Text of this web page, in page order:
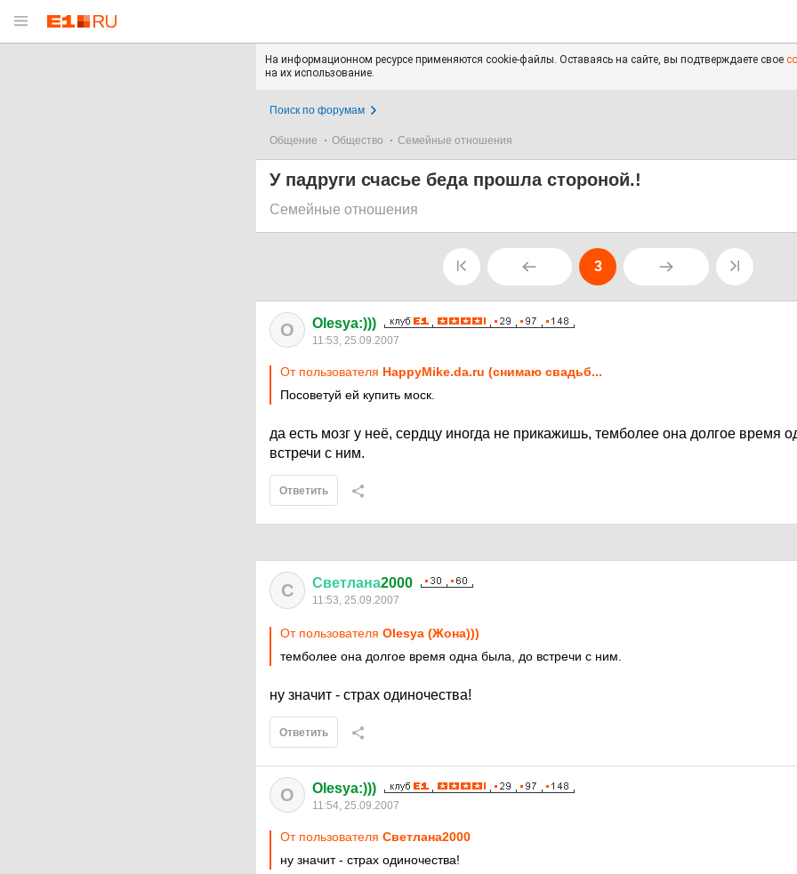
На информационном ресурсе применяются cookie-файлы. Оставаясь на сайте, вы подтверждаете свое
на их использование.
Поиск по форумам
Общение Общество Семейные отношения
У падруги счасье беда прошла стороной.!
Семейные отношения
3
O Olesya:)))
11:53, 25.09.2007
От пользователя HappyMike.da.ru (снимаю свадьб...
Посоветуй ей купить моск.
да есть мозг у неё, сердцу иногда не прикажишь, темболее она долгое время
встречи с ним.
Ответить
С Светлана2000
11:53, 25.09.2007
От пользователя Olesya (Жона)))
темболее она долгое время одна была, до встречи с ним.
ну значит - страх одиночества!
Ответить
O Olesya:)))
11:54, 25.09.2007
От пользователя Светлана2000
ну значит - страх одиночества!